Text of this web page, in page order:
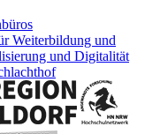
Weiterbildung und
und Digitalität